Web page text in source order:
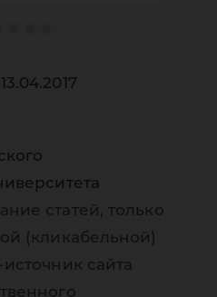
13.04.2017
статей, только
(кликабельной)
сайта